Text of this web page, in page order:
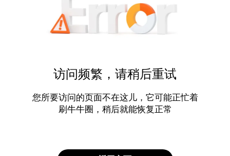
访问频繁，请稍后重试
您所要访问的页面不在这儿，它可能正忙着
刷牛牛圈，稍后就能恢复正常